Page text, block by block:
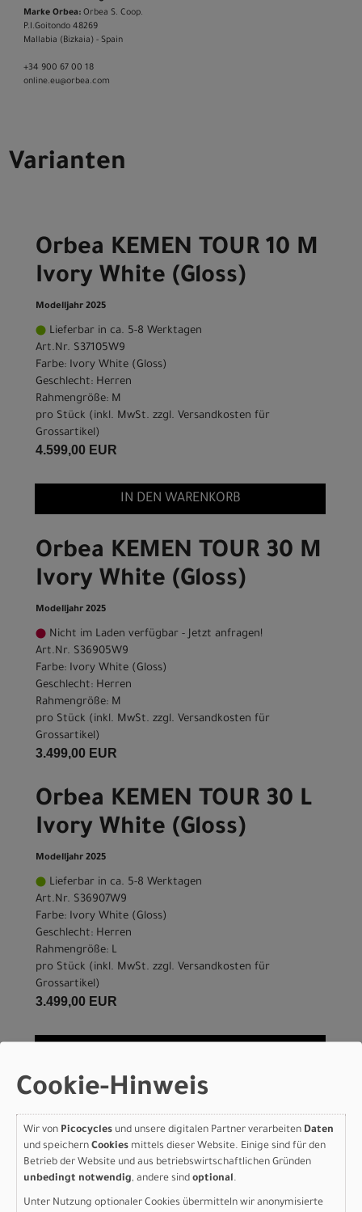
Marke Orbea: Orbea S. Coop.
P.I.Goitondo 48269
Mallabia (Bizkaia) - Spain
+34 900 67 00 18
online.eu@orbea.com
Varianten
Orbea KEMEN TOUR 10 M
Ivory White (Gloss)
Modelljahr 2025
Lieferbar in ca. 5-8 Werktagen
Art.Nr. S37105W9
Farbe: Ivory White (Gloss)
Geschlecht: Herren
Rahmengröße: M
pro Stück (inkl. MwSt. zzgl. Versandkosten für
Grossartikel )
4.599,00 EUR
IN DEN WARENKORB
Orbea KEMEN TOUR 30 M
Ivory White (Gloss)
Modelljahr 2025
Nicht im Laden verfügbar - Jetzt anfragen!
Art.Nr. S36905W9
Farbe: Ivory White (Gloss)
Geschlecht: Herren
Rahmengröße: M
pro Stück (inkl. MwSt. zzgl. Versandkosten für
Grossartikel )
3.499,00 EUR
Orbea KEMEN TOUR 30 L
Ivory White (Gloss)
Modelljahr 2025
Lieferbar in ca. 5-8 Werktagen
Art.Nr. S36907W9
Farbe: Ivory White (Gloss)
Geschlecht: Herren
Rahmengröße: L
pro Stück (inkl. MwSt. zzgl. Versandkosten für
Grossartikel )
3.499,00 EUR
Orbea KEMEN TOUR 30
XL Ivory White (Gloss)
Modelljahr 2025
Lieferbar in ca. 5-8 Werktagen
Art.Nr. S36909W9
Cookie-Hinweis
Wir von Picocycles und unsere digitalen Partner verarbeiten Daten
und speichern Cookies mittels dieser Website. Einige sind für den
Betrieb der Website und aus betriebswirtschaftlichen Gründen
unbedingt notwendig, andere sind optional.
Unter Nutzung optionaler Cookies übermitteln wir anonymisierte